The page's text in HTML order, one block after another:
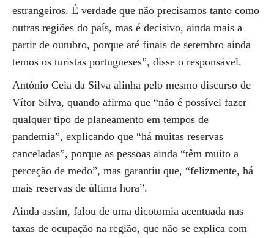
estrangeiros. É verdade que não precisamos tanto como
outras regiões do país, mas é decisivo, ainda mais a
partir de outubro, porque até finais de setembro ainda
temos os turistas portugueses”, disse o responsável.
António Ceia da Silva alinha pelo mesmo discurso de
Vítor Silva, quando afirma que “não é possível fazer
qualquer tipo de planeamento em tempos de
pandemia”, explicando que “há muitas reservas
canceladas”, porque as pessoas ainda “têm muito a
perceção de medo”, mas garantiu que, “felizmente, há
mais reservas de última hora”.
Ainda assim, falou de uma dicotomia acentuada nas
taxas de ocupação na região, que não se explica com